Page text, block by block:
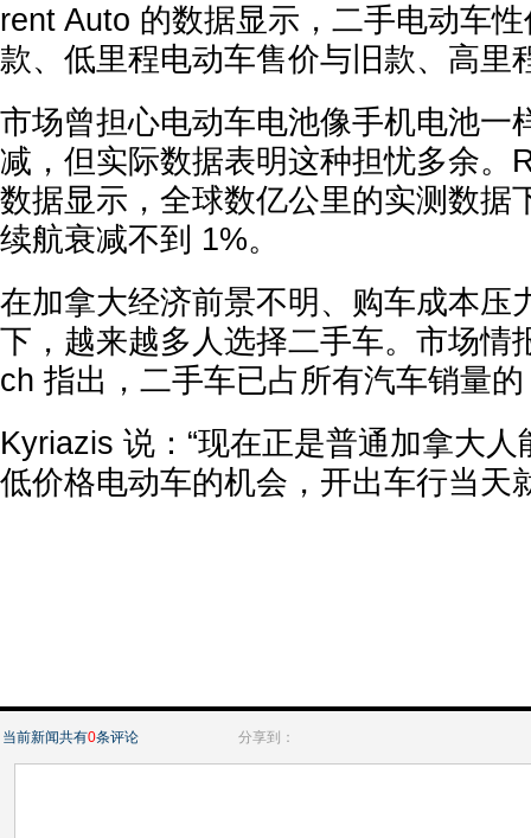
rent Auto 的数据显示，二手电动车
款、低里程电动车售价与旧款、高里
市场曾担心电动车电池像手机电池一
减，但实际数据表明这种担忧多余。
数据显示，全球数亿公里的实测数据
续航衰减不到 1%。
在加拿大经济前景不明、购车成本压
下，越来越多人选择二手车。市场情
ch 指出，二手车已占所有汽车销量
Kyriazis 说：“现在正是普通加拿大
低价格电动车的机会，开出车行当天
当前新闻共有0条评论 分享到：